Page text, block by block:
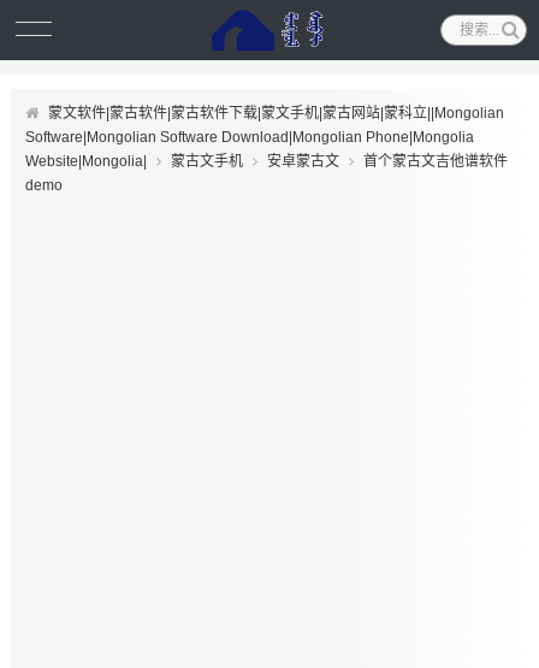
蒙文软件|蒙古软件|蒙古软件下载|蒙文手机|蒙古网站|蒙科立||Mongolian
Software|Mongolian Software Download|Mongolian Phone|Mongolia
Website|Mongolia|
蒙古文手机 安卓蒙古文
首个蒙古文吉他谱软件
demo